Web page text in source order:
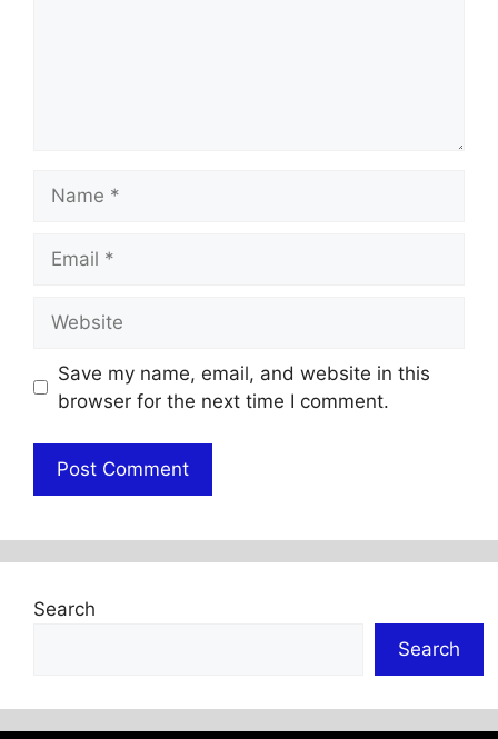
Save my name, email, and website in this
browser for the next time I comment.
Search
Search